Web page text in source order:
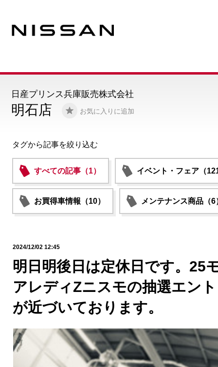
明石店 お気に入りに追加
日産プリンス兵庫販売株式会社
タグから記事を絞り込む
すべての記事（1） イベント・フェア（
お買得車情報（10） メンテナンス商品（6
2024/12/02 12:45
明日明後日は定休日です。25
アレディZニスモの抽選エン
が近づいております。